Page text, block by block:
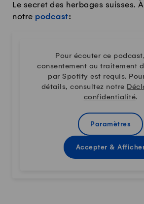
Le secret des herbages suisses.
notre podcast:
Pour écouter ce
consentement au traitement
par Spotify est requis.
détails, consultez notre
confidentialité.
Paramètres
Accepter &